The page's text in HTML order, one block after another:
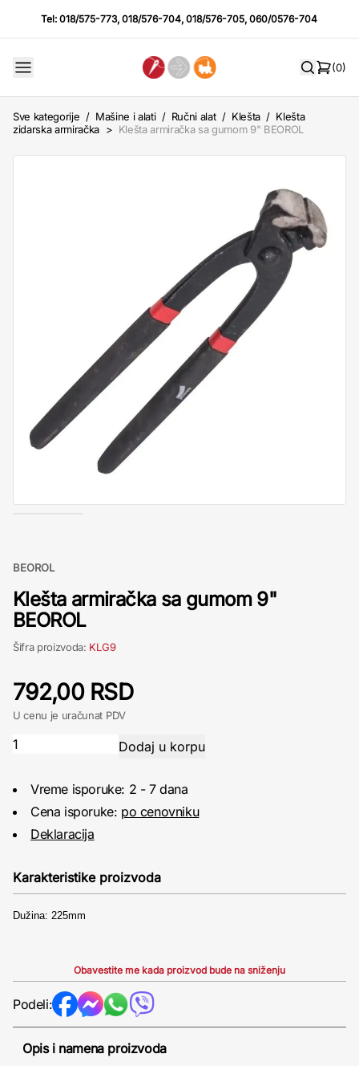
Tel:018/575-773,018/576-704,018/576-705,060/0576-704
(0)
Sve kategorije / Mašine i alati / Ručni alat / Klešta / Klešta
zidarska armiračka > Klešta armiračka sa gumom 9" BEOROL
BEOROL
Klešta armiračka sa gumom 9"
BEOROL
Šifra proizvoda: KLG9
792,00 RSD
U cenu je uračunat PDV
Vreme isporuke: 2 - 7 dana
Cena isporuke: po cenovniku
Deklaracija
Karakteristike proizvoda
Dužina: 225mm
Obavestite me kada proizvod bude na sniženju
Podeli:
Opis i namena proizvoda